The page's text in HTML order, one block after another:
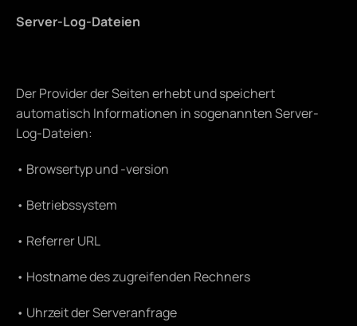
Server-Log-Dateien
Der Provider der Seiten erhebt und speichert
automatisch Informationen in sogenannten Server-
Log-Dateien:
• Browsertyp und -version
• Betriebssystem
• Referrer URL
• Hostname des zugreifenden Rechners
• Uhrzeit der Serveranfrage